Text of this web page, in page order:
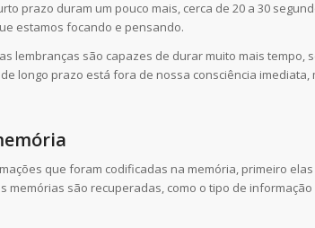
prazo duram um pouco mais, cerca de 20 a 30
estamos focando e pensando.
lembranças são capazes de durar muito mais tempo,
longo prazo está fora de nossa consciência
que foram codificadas na memória, primeiro
memórias são recuperadas, como o tipo de